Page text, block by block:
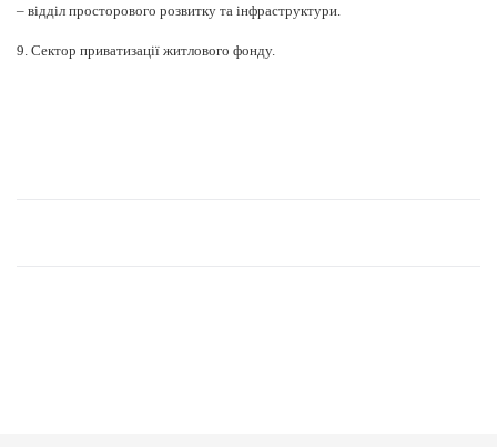
– відділ просторового розвитку та інфраструктури.
9. Сектор приватизації житлового фонду.